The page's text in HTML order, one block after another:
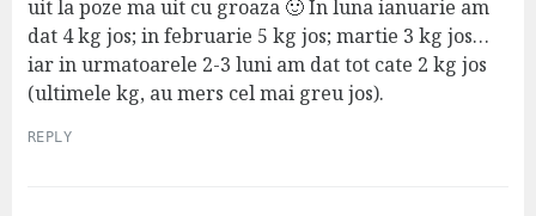
uit la poze ma uit cu groaza 🙂 In luna ianuarie am
dat 4 kg jos; in februarie 5 kg jos; martie 3 kg jos…
iar in urmatoarele 2-3 luni am dat tot cate 2 kg jos
(ultimele kg, au mers cel mai greu jos).
REPLY